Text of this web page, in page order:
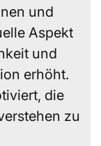
und
Aspekt
und
erhöht.
die
zu